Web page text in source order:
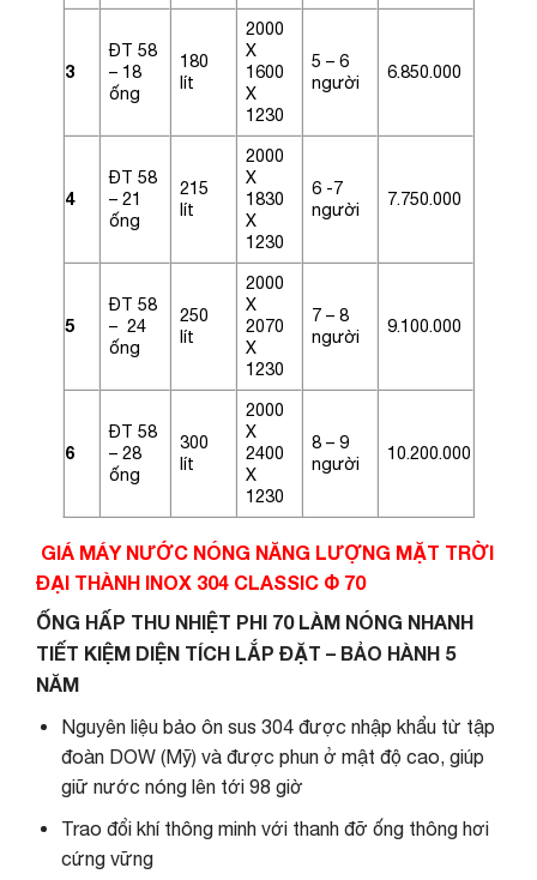
3
ĐT 58
– 18
ống
180
lít
2000
X
1600
X
1230
5 – 6
người
6.850.000
4
ĐT 58
– 21
ống
215
lít
2000
X
1830
X
1230
6 -7
người
7.750.000
5
ĐT 58
– 24
ống
250
lít
2000
X
2070
X
1230
7 – 8
người
9.100.000
6
ĐT 58
– 28
ống
300
lít
2000
X
2400
X
1230
8 – 9
người
10.200.000
GIÁ MÁY NƯỚC NÓNG NĂNG LƯỢNG MẶT TRỜI
ĐẠI THÀNH INOX 304 CLASSIC Φ 70
ỐNG HẤP THU NHIỆT PHI 70 LÀM NÓNG NHANH
TIẾT KIỆM DIỆN TÍCH LẮP ĐẶT – BẢO HÀNH 5
NĂM
Nguyên liệu bảo ôn sus 304 được nhập khẩu từ tập
đoàn DOW (Mỹ) và được phun ở mật độ cao, giúp
giữ nước nóng lên tới 98 giờ
Trao đổi khí thông minh với thanh đỡ ống thông hơi
cứng vững